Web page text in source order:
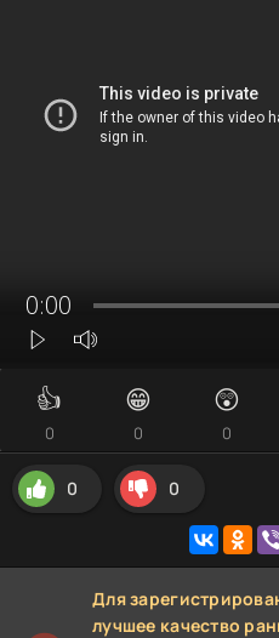
👍
0
😁
0
😲
0
0 0
Для
лучшее качество